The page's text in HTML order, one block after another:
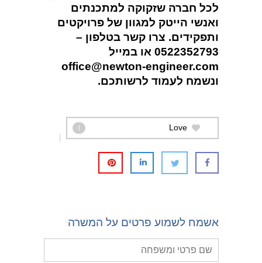
לכל חברה שזקוקה למתכנתים
ואנשי הייטק למגוון של פרויקטים
ותפקידים. צרו קשר בטלפון –
0522352793 או במייל
office@newton-engineer.com
ונשמח לעמוד לרשותכם.
Love
1
אשמח לשמוע פרטים על המשרה